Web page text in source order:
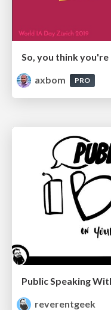
So, you think
axbom
PRO
reverentgeek